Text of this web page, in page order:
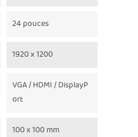
24 pouces
1920 x 1200
VGA / HDMI / DisplayP
ort
100 x 100 mm